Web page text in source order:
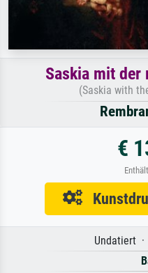
Saskia mit der
(Saskia with
€
Undatiert ·